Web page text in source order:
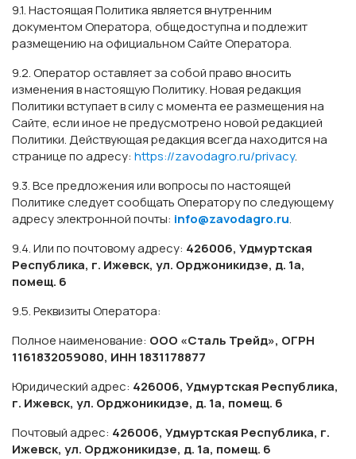
9.1. Настоящая Политика является внутренним
документом Оператора, общедоступна и подлежит
размещению на официальном Сайте Оператора.
9.2. Оператор оставляет за собой право вносить
изменения в настоящую Политику. Новая редакция
Политики вступает в силу с момента ее размещения на
Сайте, если иное не предусмотрено новой редакцией
Политики. Действующая редакция всегда находится на
странице по адресу: https://zavodagro.ru/privacy.
9.3. Все предложения или вопросы по настоящей
Политике следует сообщать Оператору по следующему
адресу электронной почты: info@zavodagro.ru.
9.4. Или по почтовому адресу: 426006, Удмуртская
Республика, г. Ижевск, ул. Орджоникидзе, д. 1а,
помещ. 6
9.5. Реквизиты Оператора:
Полное наименование: ООО «Сталь Трейд», ОГРН
1161832059080, ИНН 1831178877
Юридический адрес: 426006, Удмуртская Республика,
г. Ижевск, ул. Орджоникидзе, д. 1а, помещ. 6
Почтовый адрес: 426006, Удмуртская Республика, г.
Ижевск, ул. Орджоникидзе, д. 1а, помещ. 6